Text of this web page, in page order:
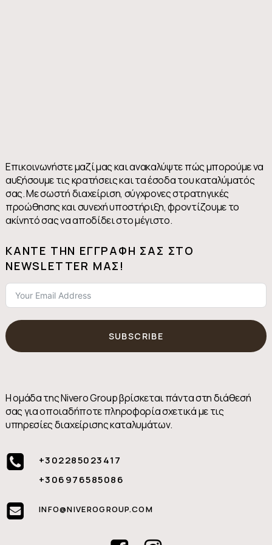
Επικοινωνήστε μαζί μας και ανακαλύψτε πώς μπορούμε να
αυξήσουμε τις κρατήσεις και τα έσοδα του καταλύματός
σας. Με σωστή διαχείριση, σύγχρονες στρατηγικές
προώθησης και συνεχή υποστήριξη, φροντίζουμε το
ακίνητό σας να αποδίδει στο μέγιστο.
KΆΝΤΕ ΤΗΝ ΕΓΓΡΑΦΉ ΣΑΣ ΣΤΟ
NEWSLETTER ΜΑΣ!
SUBSCRIBE
Η ομάδα της Nivero Group βρίσκεται πάντα στη διάθεσή
σας για οποιαδήποτε πληροφορία σχετικά με τις
υπηρεσίες διαχείρισης καταλυμάτων.
+302285023417
+306976585086
INFO@NIVEROGROUP.COM